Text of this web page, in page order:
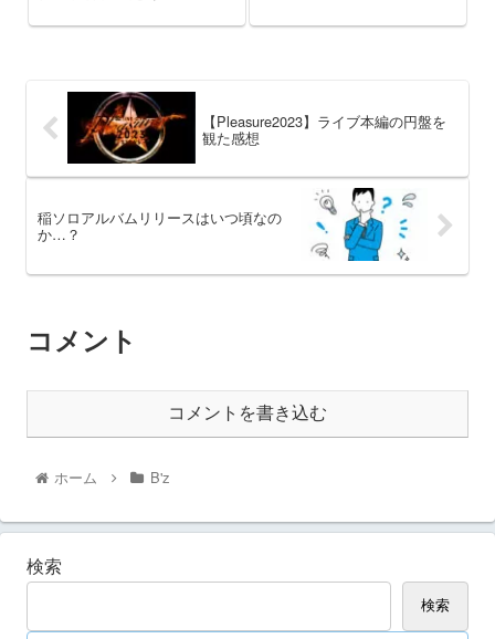
【Pleasure2023】ライブ本編の円盤を
観た感想
稲ソロアルバムリリースはいつ頃なの
か…？
コメント
コメントを書き込む
ホーム B'z
検索
検索